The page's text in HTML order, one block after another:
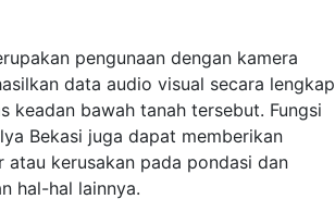
pengunaan dengan kamera
data audio visual secara lengkap
keadan bawah tanah tersebut. Fungsi
Bekasi juga dapat memberikan
kerusakan pada pondasi dan
hal-hal lainnya.